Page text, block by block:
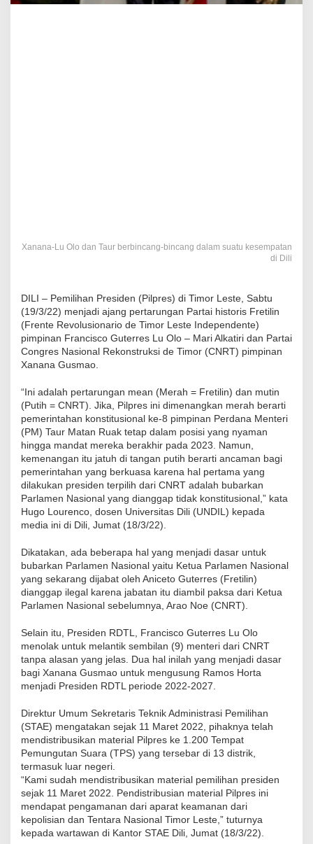
Xanana-Lu Olo dan Taur berbincang-bincang dalam suatu kesempatan
di Dili
DILI – Pemilihan Presiden (Pilpres) di Timor Leste, Sabtu
(19/3/22) menjadi ajang pertarungan Partai historis Fretilin
(Frente Revolusionario de Timor Leste Independente)
pimpinan Francisco Guterres Lu Olo – Mari Alkatiri dan Partai
Congres Nasional Rekonstruksi de Timor (CNRT) pimpinan
Xanana Gusmao.
“Ini adalah pertarungan mean (Merah = Fretilin) dan mutin
(Putih = CNRT). Jika, Pilpres ini dimenangkan merah berarti
pemerintahan konstitusional ke-8 pimpinan Perdana Menteri
(PM) Taur Matan Ruak tetap dalam posisi yang nyaman
hingga mandat mereka berakhir pada 2023. Namun,
kemenangan itu jatuh di tangan putih berarti ancaman bagi
pemerintahan yang berkuasa karena hal pertama yang
dilakukan presiden terpilih dari CNRT adalah bubarkan
Parlamen Nasional yang dianggap tidak konstitusional,” kata
Hugo Lourenco, dosen Universitas Dili (UNDIL) kepada
media ini di Dili, Jumat (18/3/22).
Dikatakan, ada beberapa hal yang menjadi dasar untuk
bubarkan Parlamen Nasional yaitu Ketua Parlamen Nasional
yang sekarang dijabat oleh Aniceto Guterres (Fretilin)
dianggap ilegal karena jabatan itu diambil paksa dari Ketua
Parlamen Nasional sebelumnya, Arao Noe (CNRT).
Selain itu, Presiden RDTL, Francisco Guterres Lu Olo
menolak untuk melantik sembilan (9) menteri dari CNRT
tanpa alasan yang jelas. Dua hal inilah yang menjadi dasar
bagi Xanana Gusmao untuk mengusung Ramos Horta
menjadi Presiden RDTL periode 2022-2027.
Direktur Umum Sekretaris Teknik Administrasi Pemilihan
(STAE) mengatakan sejak 11 Maret 2022, pihaknya telah
mendistribusikan material Pilpres ke 1.200 Tempat
Pemungutan Suara (TPS) yang tersebar di 13 distrik,
termasuk luar negeri.
“Kami sudah mendistribusikan material pemilihan presiden
sejak 11 Maret 2022. Pendistribusian material Pilpres ini
mendapat pengamanan dari aparat keamanan dari
kepolisian dan Tentara Nasional Timor Leste,” tuturnya
kepada wartawan di Kantor STAE Dili, Jumat (18/3/22).